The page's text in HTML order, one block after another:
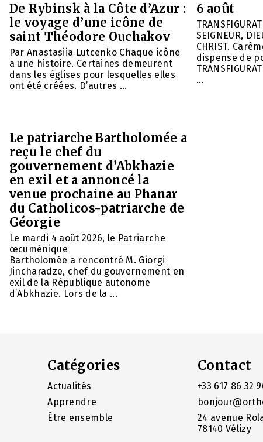
De Rybinsk à la Côte d’Azur :
le voyage d’une icône de
saint Théodore Ouchakov
Par Anastasiia Lutcenko Chaque icône
a une histoire. Certaines demeurent
dans les églises pour lesquelles elles
ont été créées. D’autres ...
6 août
SEIGNEUR,
CHRIST.
dispense de
...
Le patriarche Bartholomée a
reçu le chef du
gouvernement d’Abkhazie
en exil et a annoncé la
venue prochaine au Phanar
du Catholicos-patriarche de
Géorgie
Le mardi 4 août 2026, le Patriarche
œcuménique
Bartholomée a rencontré M. Giorgi
Jincharadze, chef du gouvernement en
exil de la République autonome
d’Abkhazie. Lors de la ...
Catégories
Actualités
Apprendre
Être ensemble
Contact
+33 617 86 32
24 avenue
78140 Vélizy